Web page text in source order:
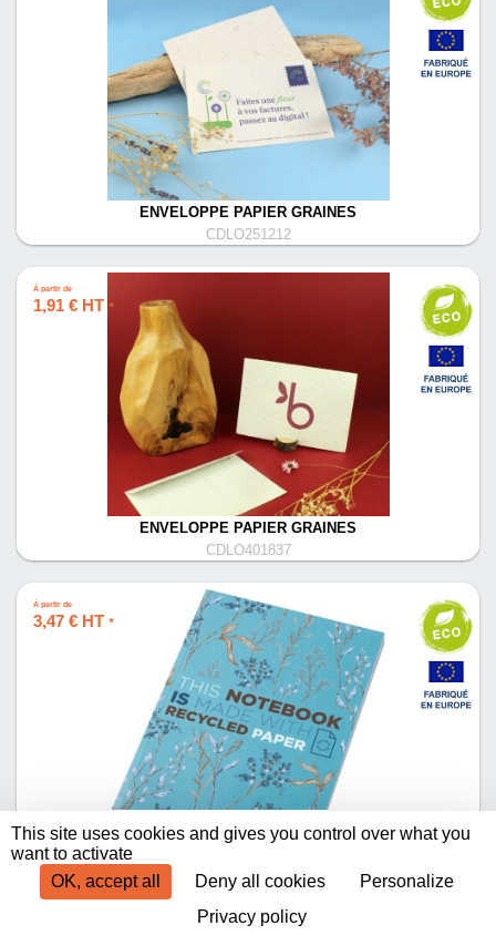
ENVELOPPE PAPIER GRAINES
CDLO251212
À partir de
1,91 € HT *
ENVELOPPE PAPIER GRAINES
CDLO401837
À partir de
3,47 € HT *
SOUPLE DE 100 FEUILLES
This site uses cookies and gives you control over what you
want to activate
OK, accept all
Deny all cookies
Personalize
Privacy policy